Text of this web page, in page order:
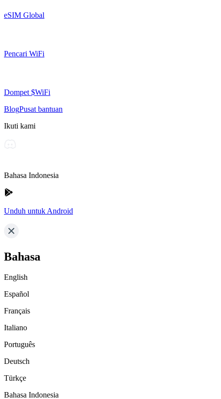
eSIM Global
Pencari WiFi
Dompet $WiFi
BlogPusat bantuan
Ikuti kami
Bahasa Indonesia
Unduh untuk Android
Bahasa
English
Español
Français
Italiano
Português
Deutsch
Türkçe
Bahasa Indonesia